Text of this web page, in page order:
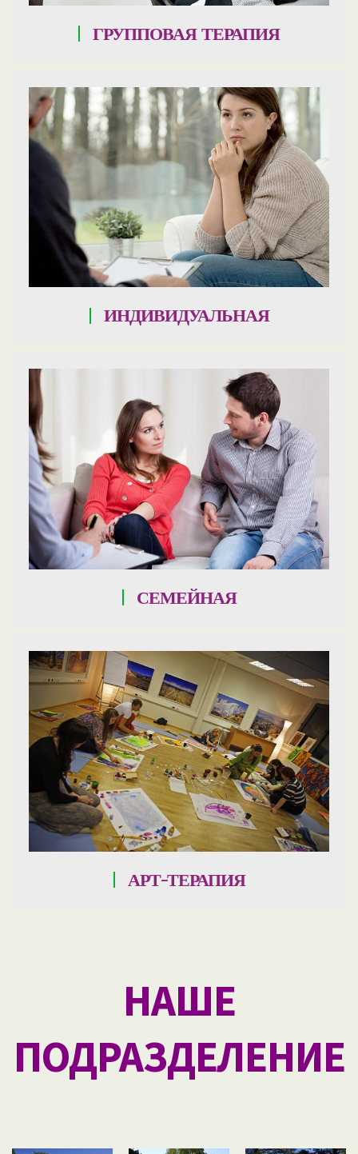
ГРУППОВАЯ ТЕРАПИЯ
ИНДИВИДУАЛЬНАЯ
СЕМЕЙНАЯ
АРТ-ТЕРАПИЯ
НАШЕ
ПОДРАЗДЕЛЕНИЕ